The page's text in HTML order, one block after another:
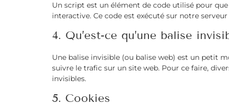
Un script est un élément de code utilisé pour
interactive. Ce code est exécuté sur notre
4. Qu’est-ce qu’une balise
Une balise invisible (ou balise web) est un petit
suivre le trafic sur un site web. Pour ce faire,
invisibles.
5. Cookies